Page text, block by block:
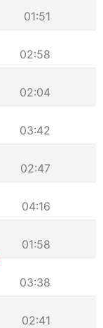
01:51
02:58
02:04
03:42
02:47
04:16
01:58
03:38
02:41